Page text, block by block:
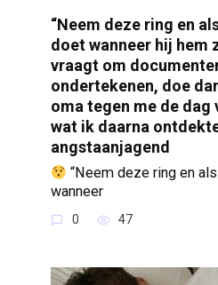
“Neem deze ring en
doet wanneer hij hem
vraagt om
ondertekenen, doe
oma tegen me de
wat ik daarna
angstaanjagend
“Neem deze ring en
wanneer
0 47